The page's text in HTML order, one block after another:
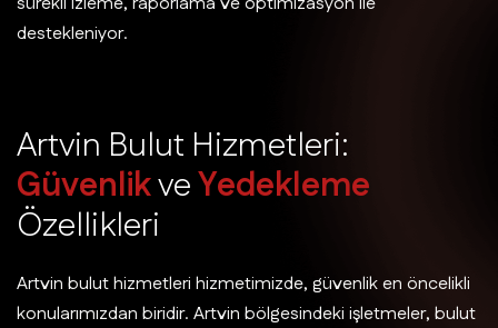
destekleniyor.
Artvin Bulut Hizmetleri:
GüvenlikveYedekleme
Özellikleri
Artvin bulut hizmetleri hizmetimizde, güvenlik en öncelikli
konularımızdan biridir. Artvin bölgesindeki işletmeler, bulut